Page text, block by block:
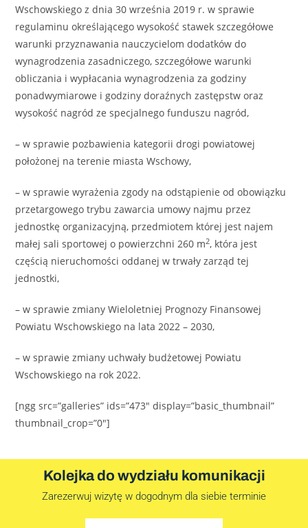
Wschowskiego z dnia 30 września 2019 r. w sprawie
regulaminu określającego wysokość stawek szczegółowe
warunki przyznawania nauczycielom dodatków do
wynagrodzenia zasadniczego, szczegółowe warunki
obliczania i wypłacania wynagrodzenia za godziny
ponadwymiarowe i godziny doraźnych zastępstw oraz
wysokość nagród ze specjalnego funduszu nagród,
– w sprawie pozbawienia kategorii drogi powiatowej
położonej na terenie miasta Wschowy,
– w sprawie wyrażenia zgody na odstąpienie od obowiązku
przetargowego trybu zawarcia umowy najmu przez
jednostkę organizacyjną, przedmiotem której jest najem
małej sali sportowej o powierzchni 260 m2, która jest
częścią nieruchomości oddanej w trwały zarząd tej
jednostki,
– w sprawie zmiany Wieloletniej Prognozy Finansowej
Powiatu Wschowskiego na lata 2022 – 2030,
– w sprawie zmiany uchwały budżetowej Powiatu
Wschowskiego na rok 2022.
[ngg src=”galleries” ids=”473″ display=”basic_thumbnail”
thumbnail_crop=”0″]
Kolejka do wydziału komunikacji
Zarezerwuj wizytę w dogodnym dla siebie terminie